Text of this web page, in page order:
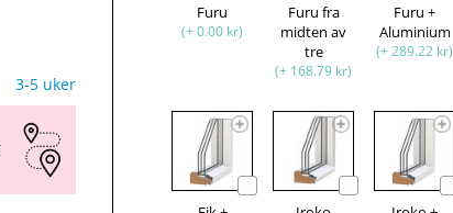
3-5 uker
Furu
(+ 0.00 kr)
Furu fra
midten av
tre
(+ 168.79 kr)
Furu +
Aluminium
(+ 289.22 kr)